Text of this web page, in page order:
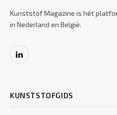
Kunststof Magazine is hét
in Nederland en België.
LinkedIn
KUNSTSTOFGIDS